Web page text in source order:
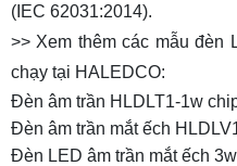
(IEC 62031:2014).
>> Xem thêm các mẫu đèn
chạy tại HALEDCO:
Đèn âm trần HLDLT1-1w
Đèn âm trần mắt ếch
Đèn LED âm trần mắt ếch